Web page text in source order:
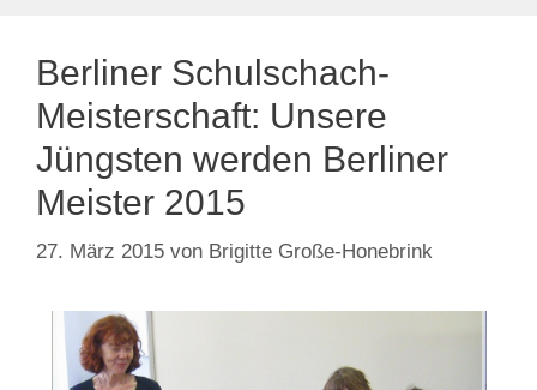
Berliner Schulschach-
Meisterschaft: Unsere
Jüngsten werden Berliner
Meister 2015
27. März 2015 von Brigitte Große-Honebrink